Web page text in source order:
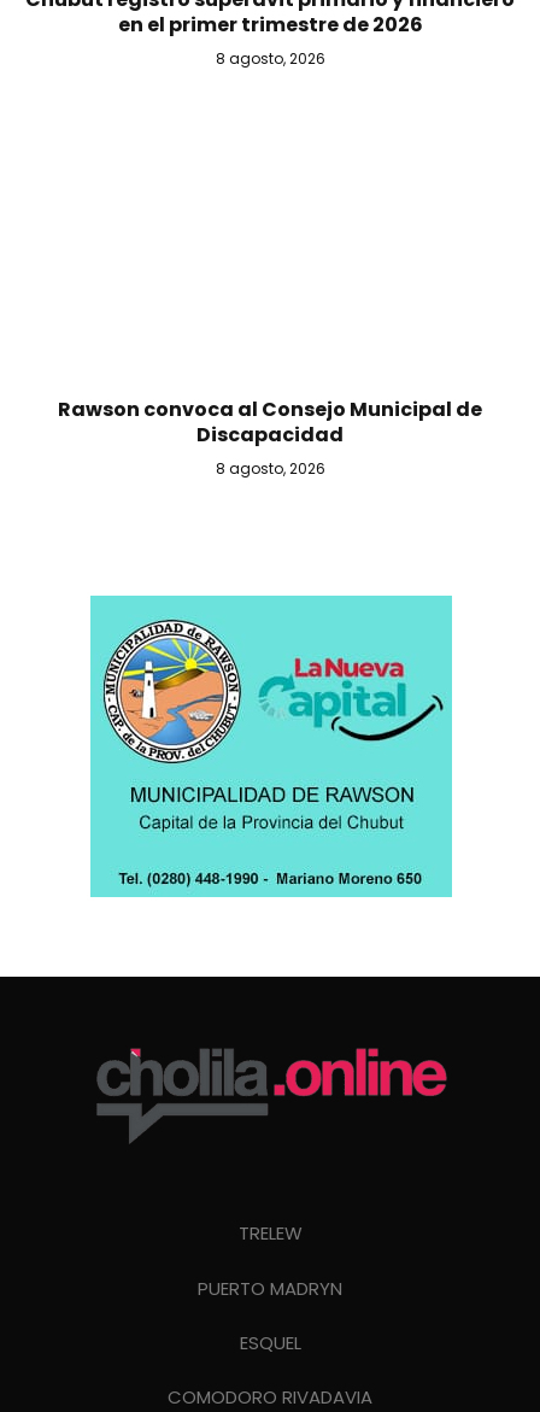
en el primer trimestre de 2026
8 agosto, 2026
Rawson convoca al Consejo Municipal de
Discapacidad
8 agosto, 2026
TRELEW
PUERTO MADRYN
ESQUEL
COMODORO RIVADAVIA